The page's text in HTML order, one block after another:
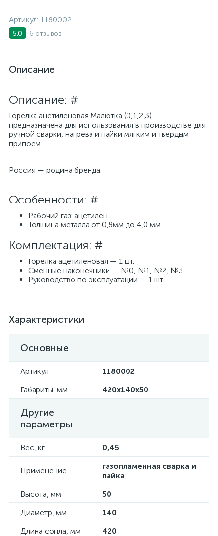
Артикул: 1180002
5.0 6 отзывов
Описание
Описание: #
Горелка ацетиленовая Малютка (0,1,2,3) -
предназначена для использования в производстве для
ручной сварки, нагрева и пайки мягким и твердым
припоем.
Россия — родина бренда.
Особенности: #
Рабочий газ: ацетилен
Толщина металла от 0,8мм до 4,0 мм
Комплектация: #
Горелка ацетиленовая — 1 шт.
Сменные наконечники — №0, №1, №2, №3
Руководство по эксплуатации — 1 шт.
Характеристики
Основные
Артикул
1180002
Габариты, мм
420х140х50
Другие
параметры
Вес, кг 0,45
Применение
газопламенная сварка и
пайка
Высота, мм
50
Диаметр, мм.
140
Длина сопла, мм
420